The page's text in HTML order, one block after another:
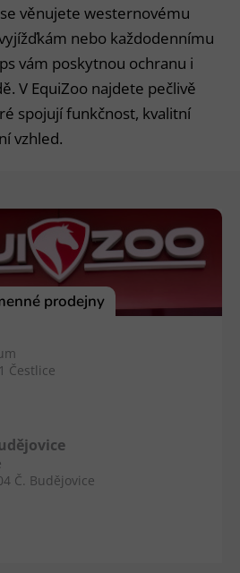
věnujete westernovému
nebo každodennímu
vám poskytnou ochranu i
V EquiZoo najdete pečlivě
spojují funkčnost, kvalitní
vzhled.
prodejny
Čestlice
Č. Budějovice